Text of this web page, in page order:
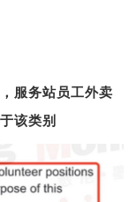
服务站员工外卖
该类别